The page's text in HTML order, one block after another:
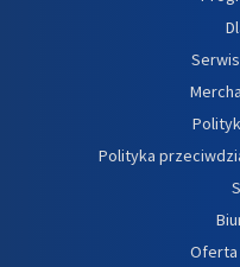
Polityka
Oferta